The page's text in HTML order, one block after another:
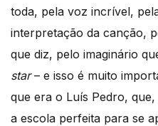
toda, pela voz incrível,
interpretação da canção,
que diz, pelo imaginário
star– e isso é muito
que era o Luís Pedro,
a escola perfeita para se